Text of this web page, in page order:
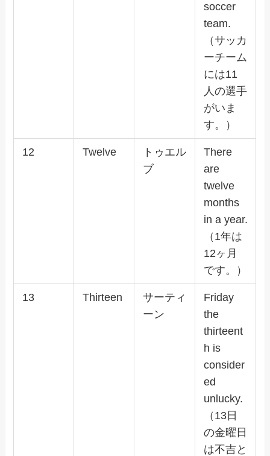
soccer
team.
（サッカ
ーチーム
には11
人の選手
がいま
す。）
12 Twelve
トゥエル
ブ
There
are
twelve
months
in a year.
（1年は
12ヶ月
です。）
13 Thirteen
サーティ
ーン
Friday
the
thirteent
h is
consider
ed
unlucky.
（13日
の金曜日
は不吉と